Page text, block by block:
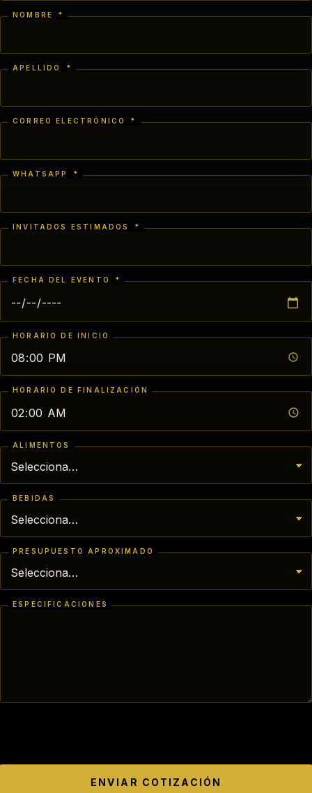
NOMBRE *
APELLIDO *
CORREO ELECTRÓNICO *
WHATSAPP *
INVITADOS ESTIMADOS *
FECHA DEL EVENTO *
HORARIO DE INICIO
HORARIO DE FINALIZACIÓN
ALIMENTOS
BEBIDAS
PRESUPUESTO APROXIMADO
ESPECIFICACIONES
ENVIAR COTIZACIÓN